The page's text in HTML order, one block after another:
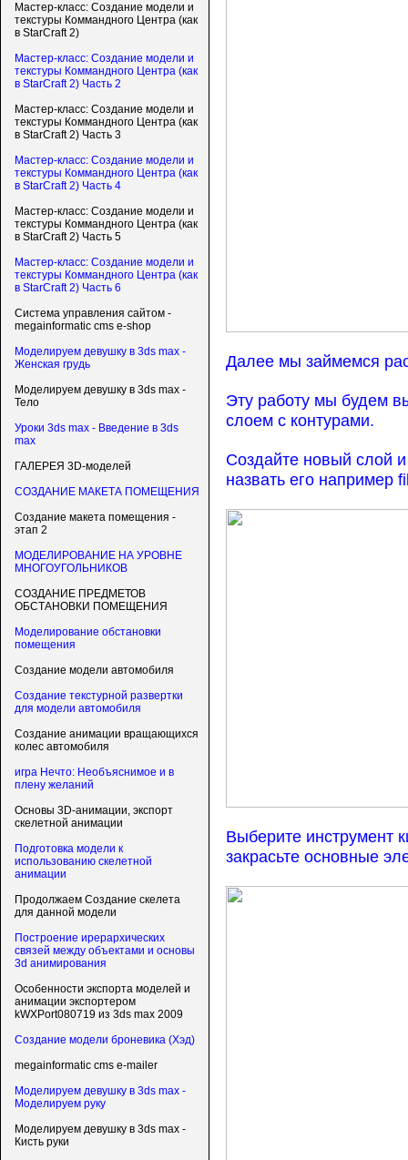
Мастер-класс: Создание модели и
текстуры Коммандного Центра (как
в StarCraft 2)
Мастер-класс: Создание модели и
текстуры Коммандного Центра (как
в StarCraft 2) Часть 2
Мастер-класс: Создание модели и
текстуры Коммандного Центра (как
в StarCraft 2) Часть 3
Мастер-класс: Создание модели и
текстуры Коммандного Центра (как
в StarCraft 2) Часть 4
Мастер-класс: Создание модели и
текстуры Коммандного Центра (как
в StarCraft 2) Часть 5
Мастер-класс: Создание модели и
текстуры Коммандного Центра (как
в StarCraft 2) Часть 6
Система управления сайтом -
megainformatic cms e-shop
Моделируем девушку в 3ds max -
Женская грудь
Моделируем девушку в 3ds max -
Тело
Уроки 3ds max - Введение в 3ds
max
ГАЛЕРЕЯ 3D-моделей
СОЗДАНИЕ МАКЕТА ПОМЕЩЕНИЯ
Создание макета помещения -
этап 2
МОДЕЛИРОВАНИЕ НА УРОВНЕ
МНОГОУГОЛЬНИКОВ
СОЗДАНИЕ ПРЕДМЕТОВ
ОБСТАНОВКИ ПОМЕЩЕНИЯ
Моделирование обстановки
помещения
Создание модели автомобиля
Создание текстурной развертки
для модели автомобиля
Создание анимации вращающихся
колес автомобиля
игра Нечто: Необъяснимое и в
плену желаний
Основы 3D-анимации, экспорт
скелетной анимации
Подготовка модели к
использованию скелетной
анимации
Продолжаем Создание скелета
для данной модели
Построение ирерархических
связей между объектами и основы
3d анимирования
Особенности экспорта моделей и
анимации экспортером
kWXPort080719 из 3ds max 2009
Создание модели броневика (Хэд)
megainformatic cms e-mailer
Моделируем девушку в 3ds max -
Моделируем руку
Моделируем девушку в 3ds max -
Кисть руки
Далее мы займемся
Эту работу мы будем
слоем с контурами.
Создайте новый слой
назвать его например
Выберите инструмент
закрасьте основные